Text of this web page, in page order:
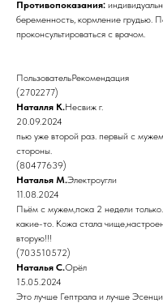
Противопоказания:
беременность, кормление грудью.
проконсультироваться с врачом.
ПользовательРекомендация
(2702277)
Наталля К.Несвиж г.
20.09.2024
пью уже второй раз. первый с
стороны.
(80477639)
Наталья М.Электроугли
11.08.2024
Пьём с мужем,пока 2 недели
какие-то. Кожа стала
вторую!!!
(703510572)
Наталья С.Орёл
15.05.2024
Это лучше Гептрала и лучше